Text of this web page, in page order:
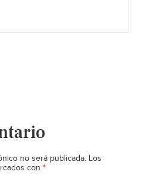
no será publicada. Los
con *